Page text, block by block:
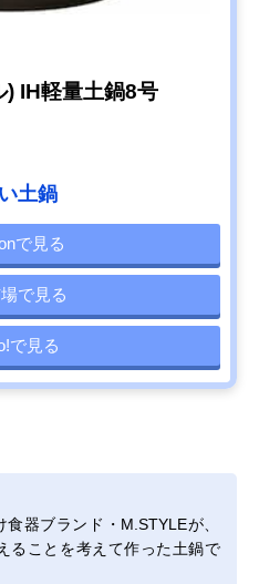
IH軽量土鍋8号
土鍋
で見る
で見る
で見る
器ブランド・M.STYLEが、
ることを考えて作った土鍋で